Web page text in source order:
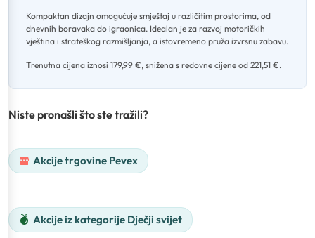
Kompaktan dizajn omogućuje smještaj u različitim prostorima, od
dnevnih boravaka do igraonica. Idealan je za razvoj motoričkih
vještina i strateškog razmišljanja, a istovremeno pruža izvrsnu zabavu.
Trenutna cijena iznosi 179,99 €, snižena s redovne cijene od 221,51 €.
Niste pronašli što ste tražili?
Akcije trgovine Pevex
Akcije iz kategorije Dječji svijet